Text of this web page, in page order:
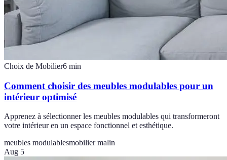
Choix de Mobilier6 min
Comment choisir des meubles modulables pour un
intérieur optimisé
Apprenez à sélectionner les meubles modulables qui transformeront
votre intérieur en un espace fonctionnel et esthétique.
meubles modulablesmobilier malin
Aug 5